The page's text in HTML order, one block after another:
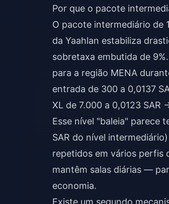
Por que o pacote
O pacote intermediário de
da Yaahlan estabiliza
sobretaxa embutida de
para a região MENA
entrada de 300 a 0,0137
XL de 7.000 a 0,0123 SAR
Esse nível "baleia" parece
SAR do nível
repetidos em vários perfis
mantêm salas diárias —
economia.
Existe um segundo